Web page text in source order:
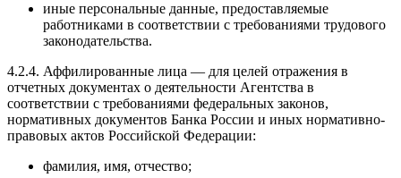
иные персональные данные, предоставляемые
работниками в соответствии с требованиями трудового
законодательства.
4.2.4. Аффилированные лица — для целей отражения в
отчетных документах о деятельности Агентства в
соответствии с требованиями федеральных законов,
нормативных документов Банка России и иных нормативно-
правовых актов Российской Федерации:
фамилия, имя, отчество;